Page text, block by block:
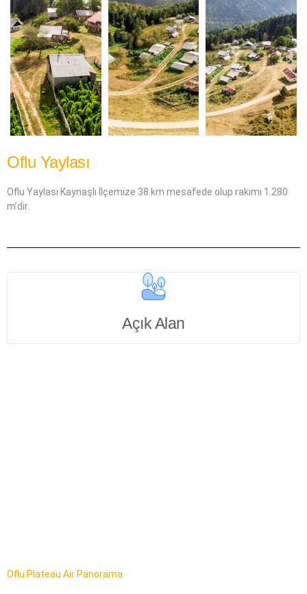
Oflu Yaylası
Oflu Yaylası Kaynaşlı İlçemize 38 km mesafede olup rakımı 1.280
m’dir.
Açık Alan
Oflu Plateau Air Panorama